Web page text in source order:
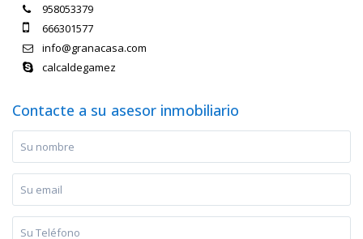
958053379
666301577
info@granacasa.com
calcaldegamez
Contacte a su asesor inmobiliario